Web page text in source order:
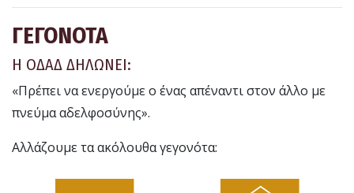
ΓΕΓΟΝΟΤΑ
Η ΟΔΑΔ ΔΗΛΩΝΕΙ:
«Πρέπει να ενεργούμε ο ένας απέναντι στον άλλο με
πνεύμα αδελφοσύνης».
Αλλάζουμε τα ακόλουθα γεγονότα: